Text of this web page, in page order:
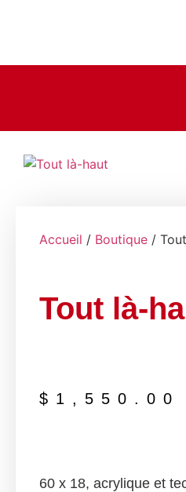
Accueil / Boutique /
Tout là-
$ 1,550.00
60 x 18, acrylique et